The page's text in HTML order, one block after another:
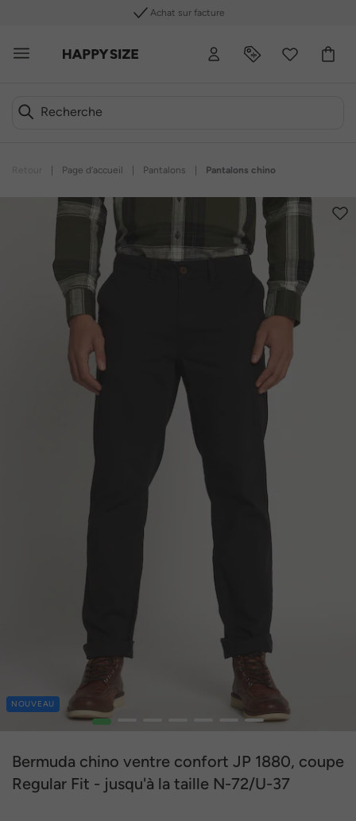
Achat sur facture
Page d’accueil Pantalons Pantalons chino
NOUVEAU
1 7
Bermuda chino ventre confort JP 1880, coupe
Regular Fit - jusqu'à la taille N-72/U-37